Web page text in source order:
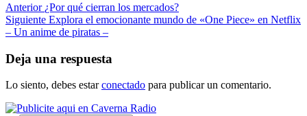
Anterior ¿Por qué cierran los mercados?
Siguiente Explora el emocionante mundo de «One Piece» en Netflix
– Un anime de piratas –
Deja una respuesta
Lo siento, debes estarconectado para publicar un comentario.